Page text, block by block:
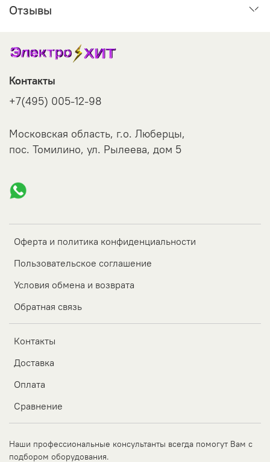
Отзывы
Оферта и политика конфиденциальности
Пользовательское соглашение
Условия обмена и возврата
Обратная связь
Контакты
Доставка
Оплата
Сравнение
Контакты
+7(495) 005-12-98
Московская область, г.о. Люберцы,
пос. Томилино, ул. Рылеева, дом 5
Наши профессиональные консультанты всегда помогут Вам с
подбором оборудования.